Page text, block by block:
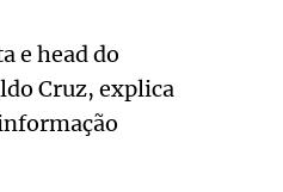
e head do
Cruz, explica